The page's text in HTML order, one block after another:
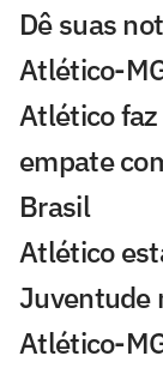
Dê suas
Atlético-
Atlético faz
empate
Brasil
Atlético
Juventude
Atlético-